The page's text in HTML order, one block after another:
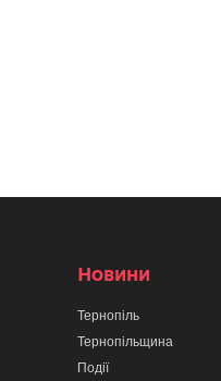
Новини
Тернопіль
Тернопільщина
Події